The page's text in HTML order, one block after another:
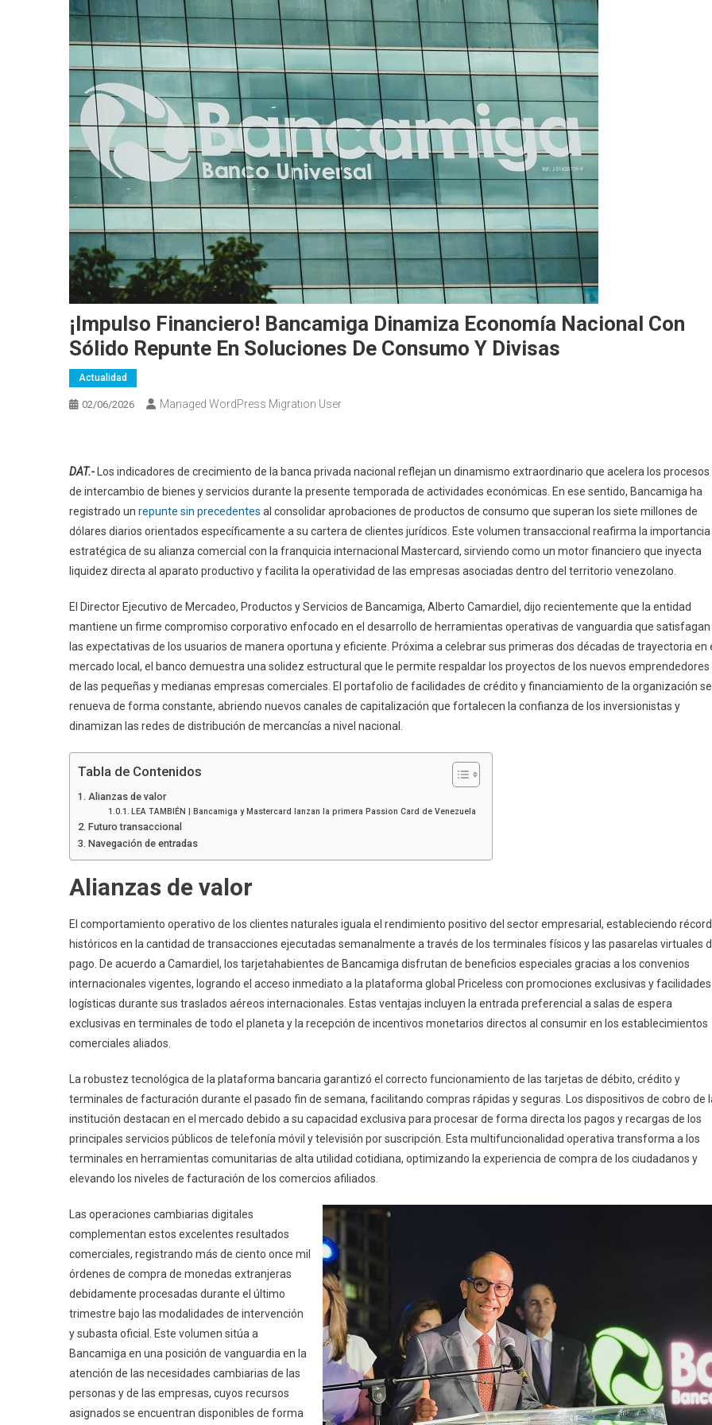
¡Impulso Financiero! Bancamiga Dinamiza Economía Nacional Con
Sólido Repunte En Soluciones De Consumo Y Divisas
Actualidad
02/06/2026 Managed WordPress Migration User
DAT.- Los indicadores de crecimiento de la banca privada nacional reflejan un dinamismo extraordinario que acelera los procesos
de intercambio de bienes y servicios durante la presente temporada de actividades económicas. En ese sentido, Bancamiga ha
registrado un repunte sin precedentes al consolidar aprobaciones de productos de consumo que superan los siete millones de
dólares diarios orientados específicamente a su cartera de clientes jurídicos. Este volumen transaccional reafirma la importancia
estratégica de su alianza comercial con la franquicia internacional Mastercard, sirviendo como un motor financiero que inyecta
liquidez directa al aparato productivo y facilita la operatividad de las empresas asociadas dentro del territorio venezolano.
El Director Ejecutivo de Mercadeo, Productos y Servicios de Bancamiga, Alberto Camardiel, dijo recientemente que la entidad
mantiene un firme compromiso corporativo enfocado en el desarrollo de herramientas operativas de vanguardia que satisfagan
las expectativas de los usuarios de manera oportuna y eficiente. Próxima a celebrar sus primeras dos décadas de trayectoria en
mercado local, el banco demuestra una solidez estructural que le permite respaldar los proyectos de los nuevos emprendedores
de las pequeñas y medianas empresas comerciales. El portafolio de facilidades de crédito y financiamiento de la organización se
renueva de forma constante, abriendo nuevos canales de capitalización que fortalecen la confianza de los inversionistas y
dinamizan las redes de distribución de mercancías a nivel nacional.
Tabla de Contenidos
Alianzas de valor
LEA TAMBIÉN | Bancamiga y Mastercard lanzan la primera Passion Card de Venezuela
Futuro transaccional
Navegación de entradas
Alianzas de valor
El comportamiento operativo de los clientes naturales iguala el rendimiento positivo del sector empresarial, estableciendo
históricos en la cantidad de transacciones ejecutadas semanalmente a través de los terminales físicos y las pasarelas virtuales
pago. De acuerdo a Camardiel, los tarjetahabientes de Bancamiga disfrutan de beneficios especiales gracias a los convenios
internacionales vigentes, logrando el acceso inmediato a la plataforma global Priceless con promociones exclusivas y facilidades
logísticas durante sus traslados aéreos internacionales. Estas ventajas incluyen la entrada preferencial a salas de espera
exclusivas en terminales de todo el planeta y la recepción de incentivos monetarios directos al consumir en los establecimientos
comerciales aliados.
La robustez tecnológica de la plataforma bancaria garantizó el correcto funcionamiento de las tarjetas de débito, crédito y
terminales de facturación durante el pasado fin de semana, facilitando compras rápidas y seguras. Los dispositivos de cobro de
institución destacan en el mercado debido a su capacidad exclusiva para procesar de forma directa los pagos y recargas de los
principales servicios públicos de telefonía móvil y televisión por suscripción. Esta multifuncionalidad operativa transforma a los
terminales en herramientas comunitarias de alta utilidad cotidiana, optimizando la experiencia de compra de los ciudadanos y
elevando los niveles de facturación de los comercios afiliados.
Las operaciones cambiarias digitales
complementan estos excelentes resultados
comerciales, registrando más de ciento once mil
órdenes de compra de monedas extranjeras
debidamente procesadas durante el último
trimestre bajo las modalidades de intervención
y subasta oficial. Este volumen sitúa a
Bancamiga en una posición de vanguardia en la
atención de las necesidades cambiarias de las
personas y de las empresas, cuyos recursos
asignados se encuentran disponibles de forma